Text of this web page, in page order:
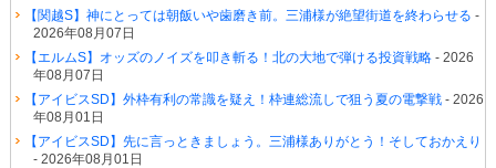
【関越S】神にとっては朝飯いや歯磨き前。三浦様が絶望街道を終わらせる -
2026年08月07日
【エルムS】オッズのノイズを叩き斬る！北の大地で弾ける投資戦略- 2026
年08月07日
【アイビスSD】外枠有利の常識を疑え！枠連総流しで狙う夏の電撃戦- 2026
年08月01日
【アイビスSD】先に言っときましょう。三浦様ありがとう！そしておかえり
- 2026年08月01日